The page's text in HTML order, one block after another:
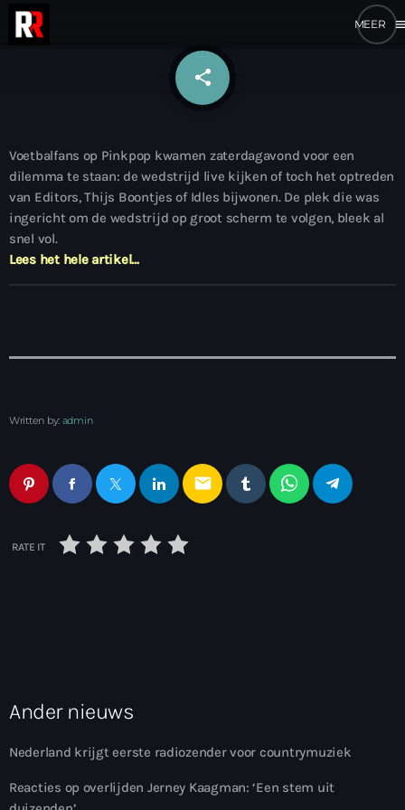
share
email
Voetbalfans op Pinkpop kwamen zaterdagavond voor een
dilemma te staan: de wedstrijd live kijken of toch het optreden
van Editors, Thijs Boontjes of Idles bijwonen. De plek die was
ingericht om de wedstrijd op groot scherm te volgen, bleek al
snel vol.
Lees het hele artikel…
Written by: admin
email
RATE IT
Ander nieuws
Nederland krijgt eerste radiozender voor countrymuziek
Reacties op overlijden Jerney Kaagman: ‘Een stem uit